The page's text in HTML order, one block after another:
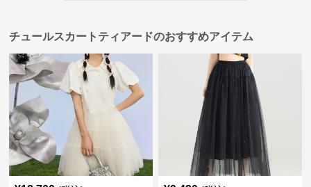
チュールスカートティアードのおすすめアイテム